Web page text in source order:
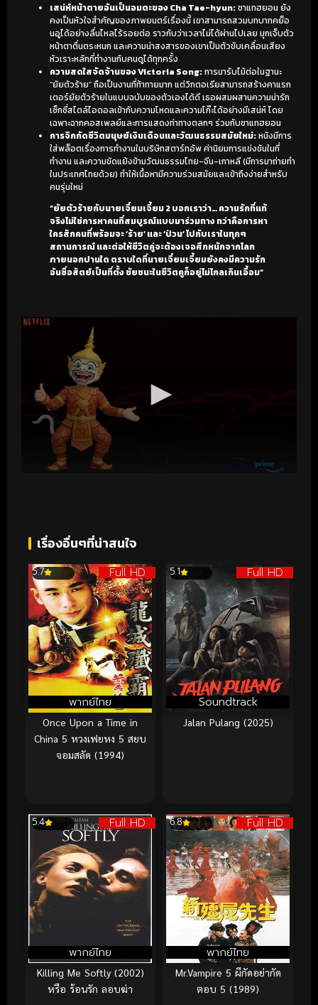
เสน่ห์หน้าตายอันเป็นอมตะของ Cha Tae-hyun:ชาแทฮยอน ยัง
คงเป็นหัวใจสำคัญของภาพยนตร์เรื่องนี้ เขาสามารถสวมบทบาทคย็อ
นอูได้อย่างลื่นไหลไร้รอยต่อ ราวกับว่าเวลาไม่ได้ผ่านไปเลย มุกเจ็บตัว
หน้าตาตื่นตระหนก และความน่าสงสารของเขาเป็นตัวขับเคลื่อนเสียง
หัวเราะหลักที่ทำงานกับคนดูได้ทุกครั้ง
ความสดใสจัดจ้านของ Victoria Song:การมารับไม้ต่อในฐานะ
“ยัยตัวร้าย” ถือเป็นงานที่ท้าทายมาก แต่วิกตอเรียสามารถสร้างคาแรก
เตอร์ยัยตัวร้ายในแบบฉบับของตัวเองได้ดี เธอผสมผสานความน่ารัก
เซ็กซี่สไตล์ไอดอลเข้ากับความโหดและความโก๊ะได้อย่างมีเสน่ห์ โดย
เฉพาะฉากคอสเพลย์และการแสดงท่าทางตลกๆ ร่วมกับชาแทฮยอน
การจิกกัดชีวิตมนุษย์เงินเดือนและวัฒนธรรมสมัยใหม่:หนังมีการ
ใส่พล็อตเรื่องการทำงานในบริษัทสตาร์ทอัพ ค่านิยมการแข่งขันในที่
ทำงาน และความขัดแย้งข้ามวัฒนธรรมไทย-จีน-เกาหลี (มีการมาถ่ายทำ
ในประเทศไทยด้วย) ทำให้เนื้อหามีความร่วมสมัยและเข้าถึงง่ายสำหรับ
คนรุ่นใหม่
“ยัยตัวร้ายกับนายเจี๋ยมเจี้ยม 2 บอกเราว่า… ความรักที่แท้
จริงไม่ใช่การหาคนที่สมบูรณ์แบบมาร่วมทาง ทว่าคือการหา
ใครสักคนที่พร้อมจะ ‘ร้าย’ และ ‘ป่วน’ ไปกับเราในทุกๆ
สถานการณ์ และต่อให้ชีวิตคู่จะต้องเจอศึกหนักจากโลก
ภายนอกปานใด ตราบใดที่นายเจี๋ยมเจี้ยมยังคงมีความรัก
อันซื่อสัตย์เป็นที่ตั้ง ชัยชนะในชีวิตคูก็อยู่ไม่ไกลเกินเอื้อม”
เรื่องอื่นๆที่น่าสนใจ
Full HD
พากย์ไทย
5.7
Once Upon a Time in
China 5 หวงเฟยหง 5 สยบ
จอมสลัด (1994)
Full HD
Soundtrack
5.1
Jalan Pulang (2025)
Full HD
พากย์ไทย
5.4
Killing Me Softly (2002)
หรือ ร้อนรัก ลอบฆ่า
Full HD
พากย์ไทย
6.8
Mr.Vampire 5 ผีกัดอย่ากัด
ตอบ 5 (1989)